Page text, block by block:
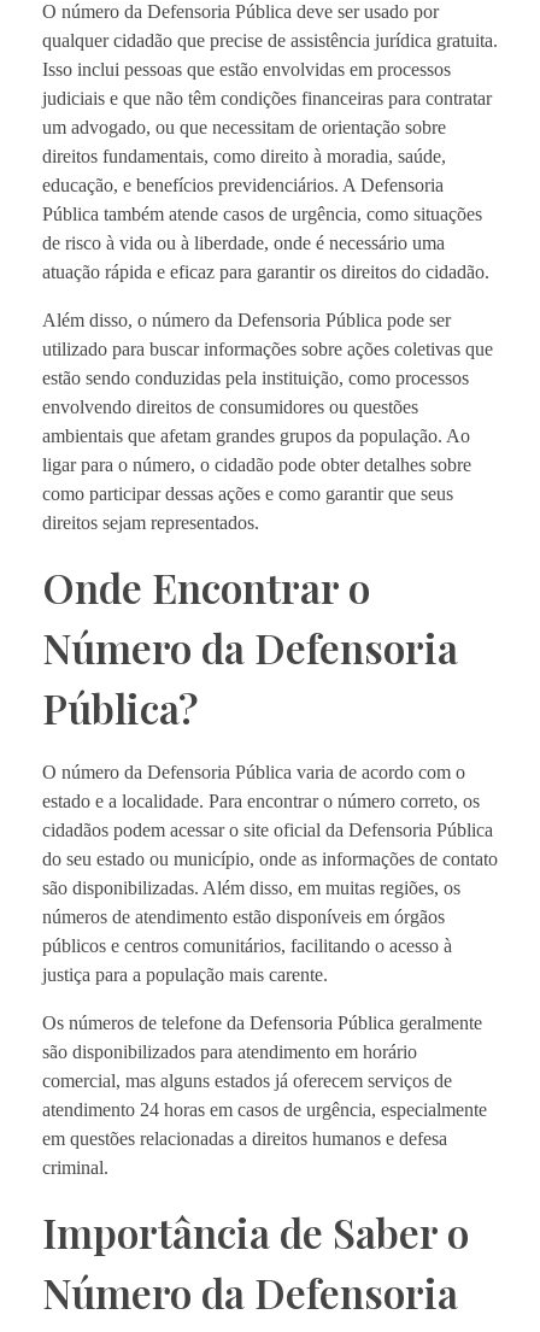
O número da Defensoria Pública deve ser usado por
qualquer cidadão que precise de assistência jurídica gratuita.
Isso inclui pessoas que estão envolvidas em processos
judiciais e que não têm condições financeiras para contratar
um advogado, ou que necessitam de orientação sobre
direitos fundamentais, como direito à moradia, saúde,
educação, e benefícios previdenciários. A Defensoria
Pública também atende casos de urgência, como situações
de risco à vida ou à liberdade, onde é necessário uma
atuação rápida e eficaz para garantir os direitos do cidadão.
Além disso, o número da Defensoria Pública pode ser
utilizado para buscar informações sobre ações coletivas que
estão sendo conduzidas pela instituição, como processos
envolvendo direitos de consumidores ou questões
ambientais que afetam grandes grupos da população. Ao
ligar para o número, o cidadão pode obter detalhes sobre
como participar dessas ações e como garantir que seus
direitos sejam representados.
Onde Encontrar o
Número da Defensoria
Pública?
O número da Defensoria Pública varia de acordo com o
estado e a localidade. Para encontrar o número correto, os
cidadãos podem acessar o site oficial da Defensoria Pública
do seu estado ou município, onde as informações de contato
são disponibilizadas. Além disso, em muitas regiões, os
números de atendimento estão disponíveis em órgãos
públicos e centros comunitários, facilitando o acesso à
justiça para a população mais carente.
Os números de telefone da Defensoria Pública geralmente
são disponibilizados para atendimento em horário
comercial, mas alguns estados já oferecem serviços de
atendimento 24 horas em casos de urgência, especialmente
em questões relacionadas a direitos humanos e defesa
criminal.
Importância de Saber o
Número da Defensoria